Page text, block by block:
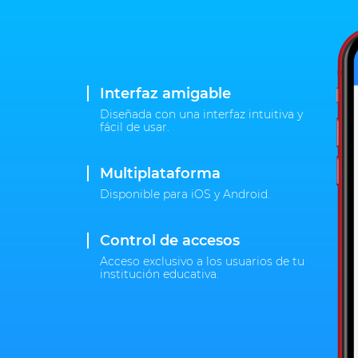
Interfaz amigable
Diseñada con una interfaz intuitiva y
fácil de usar.
Multiplataforma
Disponible para iOS y Android.
Control de accesos
Acceso exclusivo a los usuarios de tu
institución educativa.